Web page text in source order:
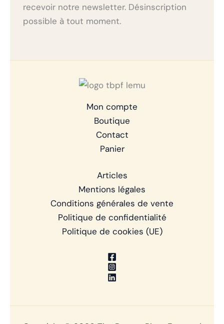
recevoir notre newsletter. Désinscription
possible à tout moment.
Mon compte
Boutique
Contact
Panier
Articles
Mentions légales
Conditions générales de vente
Politique de confidentialité
Politique de cookies (UE)